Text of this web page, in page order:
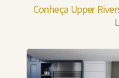
Conheça Upper